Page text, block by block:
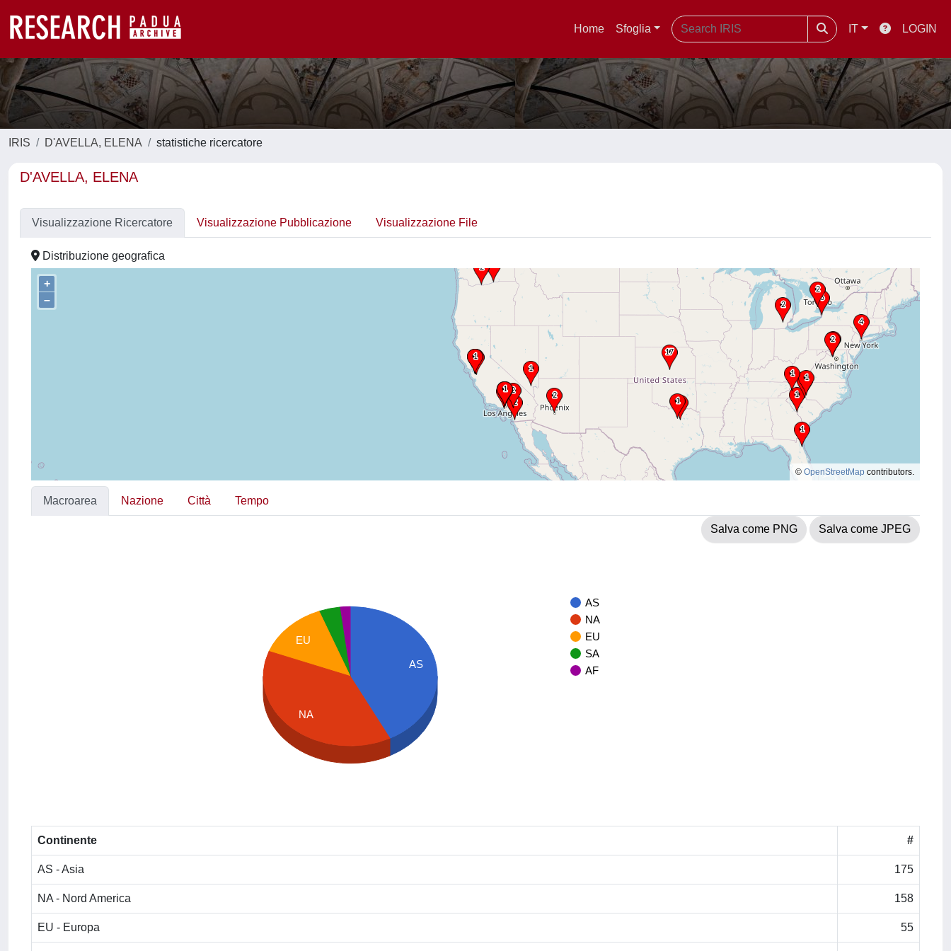
Home Sfoglia IT LOGIN
IRIS D'AVELLA, ELENA statistiche ricercatore
D'AVELLA, ELENA
Visualizzazione Ricercatore Visualizzazione Pubblicazione Visualizzazione File
Distribuzione geografica
+
–
© OpenStreetMap contributors.
Macroarea Nazione Città Tempo
Salva come PNG Salva come JPEG
AS
NA
EU
SA
AF
AS
EU
NA
Continente #
AS - Asia 175
NA - Nord America 158
EU - Europa 55